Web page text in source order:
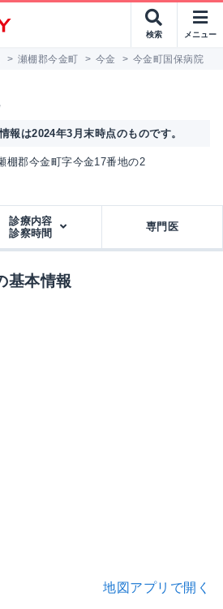
検索 メニュー
> 瀬棚郡今金町 > 今金 > 今金町国保病院
報は2024年3月末時点のものです。
棚郡今金町字今金17番地の2
診療内容
診察時間
専門医
基本情報
地図アプリで開く